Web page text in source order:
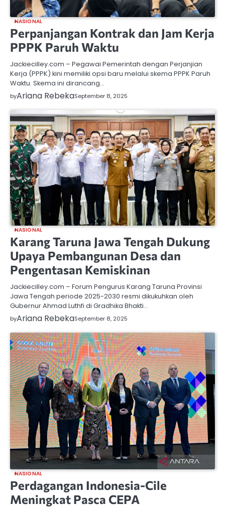
NASIONAL
Perpanjangan Kontrak dan Jam Kerja
PPPK Paruh Waktu
Jackiecilley.com – Pegawai Pemerintah dengan Perjanjian
Kerja (PPPK) kini memiliki opsi baru melalui skema PPPK Paruh
Waktu. Skema ini dirancang…
byAriana RebekaSeptember 8, 2025
NASIONAL
Karang Taruna Jawa Tengah Dukung
Upaya Pembangunan Desa dan
Pengentasan Kemiskinan
Jackiecilley.com – Forum Pengurus Karang Taruna Provinsi
Jawa Tengah periode 2025-2030 resmi dikukuhkan oleh
Gubernur Ahmad Luthfi di Gradhika Bhakti…
byAriana RebekaSeptember 8, 2025
NASIONAL
Perdagangan Indonesia-Cile
Meningkat Pasca CEPA